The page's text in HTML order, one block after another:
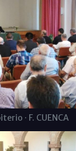
· F. CUENCA